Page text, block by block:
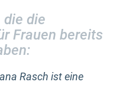
die die
Frauen bereits
Rasch ist eine